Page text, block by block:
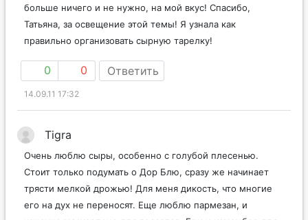
вином и обязательно со свежим багетом. При этом
больше ничего и не нужно, на мой вкус! Спасибо,
Татьяна, за освещение этой темы! Я узнала как
0 0 Ответить
14.09.11 17:32
Tigra
Очень люблю сыры, особенно с голубой плесенью.
Стоит только подумать о Дор Блю, сразу же начинает
трясти мелкой дрожью! Для меня дикость, что многие